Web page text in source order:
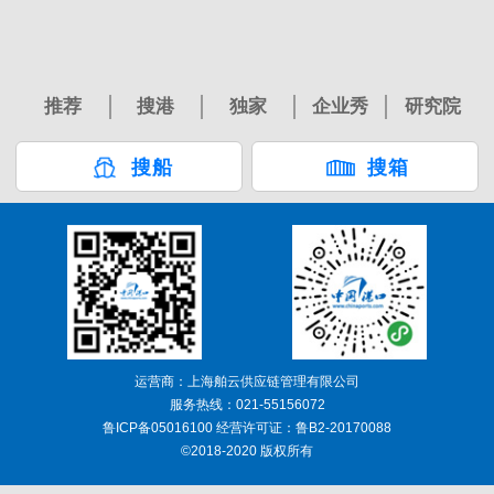
推荐 搜港 独家 企业秀 研究院
搜船 搜箱
运营商：上海舶云供应链管理有限公司
服务热线：021-55156072
鲁ICP备05016100 经营许可证：鲁B2-20170088
©2018-2020 版权所有